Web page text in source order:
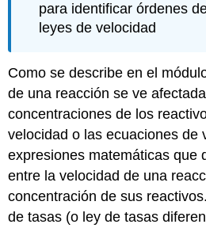
para identificar órdenes
leyes de velocidad
Como se describe en el
de una reacción se ve
concentraciones de los
velocidad o las ecuaciones de
expresiones matemáticas que
entre la velocidad de una
concentración de sus
de tasas (o ley de tasas